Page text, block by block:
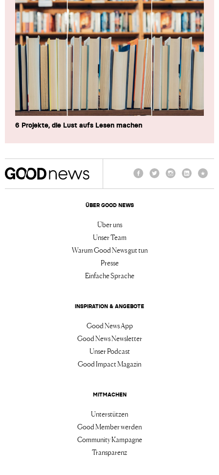
6 Projekte, die Lust aufs Lesen machen
ÜBER GOOD NEWS
Über uns
Unser Team
Warum Good News gut tun
Presse
Einfache Sprache
INSPIRATION & ANGEBOTE
Good News App
Good News Newsletter
Unser Podcast
Good Impact Magazin
MITMACHEN
Unterstützen
Good Member werden
Community Kampagne
Transparenz